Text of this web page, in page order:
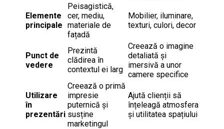
Elemente
principale
Peisagistică,
cer, mediu,
materiale de
fațadă
Mobilier, iluminare,
texturi, culori, decor
Punct de
vedere
Prezintă
clădirea în
contextul ei larg
Creează o imagine
detaliată și
imersivă a unor
camere specifice
Utilizare
în
prezentări
Creează o primă
impresie
puternică și
susține
marketingul
Ajută clienții să
înțeleagă atmosfera
și utilitatea spațiului